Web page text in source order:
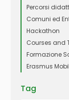
Percorsi
Comuni ed
Hackathon
Courses and
Formazione
Erasmus
Tag